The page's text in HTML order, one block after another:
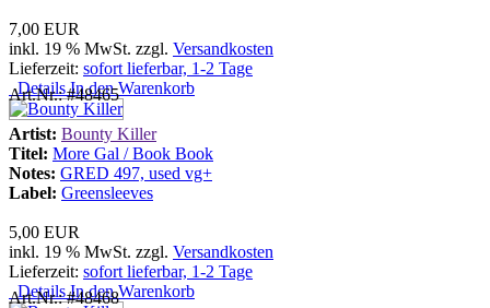
7,00 EUR
inkl. 19 % MwSt. zzgl. Versandkosten
Lieferzeit: sofort lieferbar, 1-2 Tage
DetailsIn den Warenkorb
Art.Nr.: #48465
Artist: Bounty Killer
Titel: More Gal / Book Book
Notes: GRED 497, used vg+
Label: Greensleeves
5,00 EUR
inkl. 19 % MwSt. zzgl. Versandkosten
Lieferzeit: sofort lieferbar, 1-2 Tage
DetailsIn den Warenkorb
Art.Nr.: #48468